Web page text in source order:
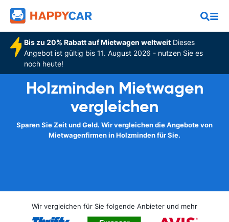
Bis zu 20% Rabatt auf Mietwagen weltweitDieses
Angebot ist gültig bis 11. August 2026 - nutzen Sie es
noch heute!
Holzminden Mietwagen
vergleichen
Sparen Sie Zeit und Geld. Wir vergleichen die Angebote von
Mietwagenfirmen in Holzminden für Sie.
Wir vergleichen für Sie folgende Anbieter und mehr